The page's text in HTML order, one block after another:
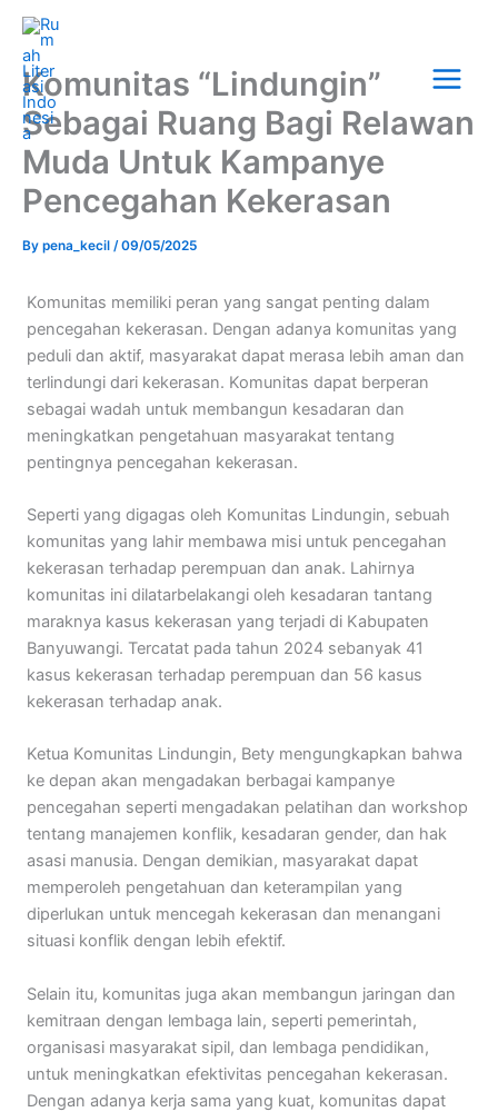
Skip
content
Menu
Komunitas “Lindungin”
Sebagai Ruang Bagi Relawan
Muda Untuk Kampanye
Pencegahan Kekerasan
By pena_kecil /09/05/2025
Komunitas memiliki peran yang sangat penting dalam
pencegahan kekerasan. Dengan adanya komunitas yang
peduli dan aktif, masyarakat dapat merasa lebih aman dan
terlindungi dari kekerasan. Komunitas dapat berperan
sebagai wadah untuk membangun kesadaran dan
meningkatkan pengetahuan masyarakat tentang
pentingnya pencegahan kekerasan.
Seperti yang digagas oleh Komunitas Lindungin, sebuah
komunitas yang lahir membawa misi untuk pencegahan
kekerasan terhadap perempuan dan anak. Lahirnya
komunitas ini dilatarbelakangi oleh kesadaran tantang
maraknya kasus kekerasan yang terjadi di Kabupaten
Banyuwangi. Tercatat pada tahun 2024 sebanyak 41
kasus kekerasan terhadap perempuan dan 56 kasus
kekerasan terhadap anak.
Ketua Komunitas Lindungin, Bety mengungkapkan bahwa
ke depan akan mengadakan berbagai kampanye
pencegahan seperti mengadakan pelatihan dan workshop
tentang manajemen konflik, kesadaran gender, dan hak
asasi manusia. Dengan demikian, masyarakat dapat
memperoleh pengetahuan dan keterampilan yang
diperlukan untuk mencegah kekerasan dan menangani
situasi konflik dengan lebih efektif.
Selain itu, komunitas juga akan membangun jaringan dan
kemitraan dengan lembaga lain, seperti pemerintah,
organisasi masyarakat sipil, dan lembaga pendidikan,
untuk meningkatkan efektivitas pencegahan kekerasan.
Dengan adanya kerja sama yang kuat, komunitas dapat